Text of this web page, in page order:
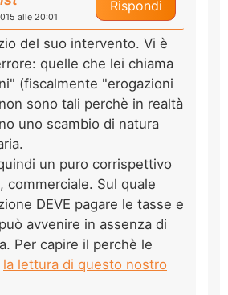
Rispondi
alle 20:01
del suo intervento. Vi è
quelle che lei chiama
(fiscalmente "erogazioni
sono tali perchè in realtà
uno scambio di natura
un puro corrispettivo
commerciale. Sul quale
DEVE pagare le tasse e
avvenire in assenza di
Per capire il perchè le
la lettura di questo nostro